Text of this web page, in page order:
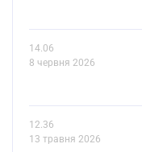
14.06
8 червня 2026
12.36
13 травня 2026